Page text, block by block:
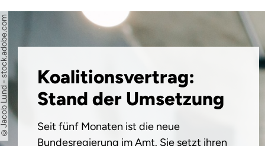
Koalitionsvertrag:
Stand der Umsetzung
Seit fünf Monaten ist die neue
Bundesregierung im Amt. Sie setzt ihren